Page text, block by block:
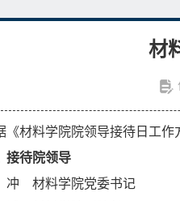
材
《材料学院院领导接待日工作
接待院领导
材料学院党委书记